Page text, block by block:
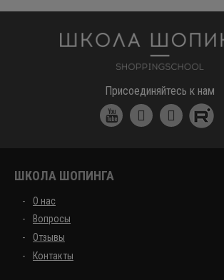
Присоединяйтесь к нам
ШКОЛА ШОПИНГА
О нас
Вопросы
Отзывы
Контакты